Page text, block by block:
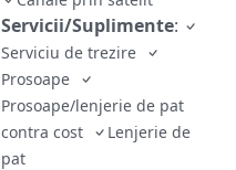
Servicii/Suplimente:
Serviciu de trezire
Prosoape
Prosoape/lenjerie de pat
contra cost
Lenjerie de
pat